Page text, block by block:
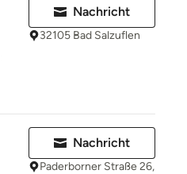
Nachricht
32105 Bad Salzuflen
Nachricht
Paderborner Straße 26,